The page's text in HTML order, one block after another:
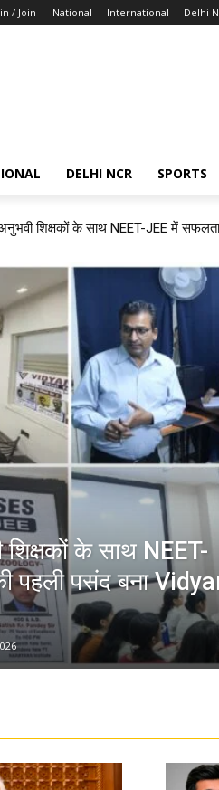
/ Join National International Delhi
DELHI NCR SPORTS
अनुभवी शिक्षकों के साथ NEET-JEE में
शिक्षकों के साथ NEET-
पहली पसंद बना